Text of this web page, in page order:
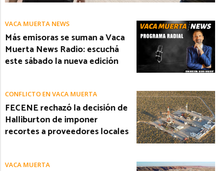
VACA MUERTA NEWS
Más emisoras se suman a Vaca
Muerta News Radio: escuchá
este sábado la nueva edición
CONFLICTO EN VACA MUERTA
FECENE rechazó la decisión de
Halliburton de imponer
recortes a proveedores locales
VACA MUERTA